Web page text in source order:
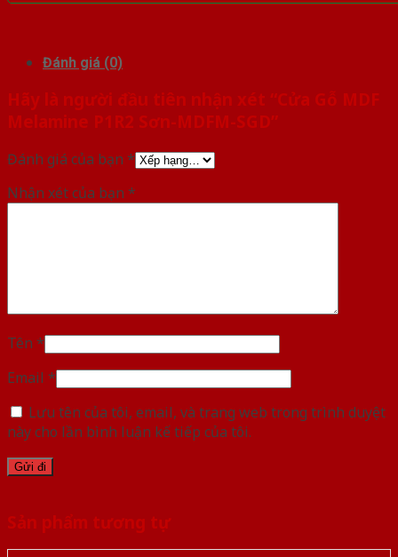
Đánh giá (0)
Hãy là người đầu tiên nhận xét “Cửa Gỗ MDF
Melamine P1R2 Sơn-MDFM-SGD”
Đánh giá của bạn *
Nhận xét của bạn *
Tên *
Email *
Lưu tên của tôi, email, và trang web trong trình duyệt
này cho lần bình luận kế tiếp của tôi.
Sản phẩm tương tự